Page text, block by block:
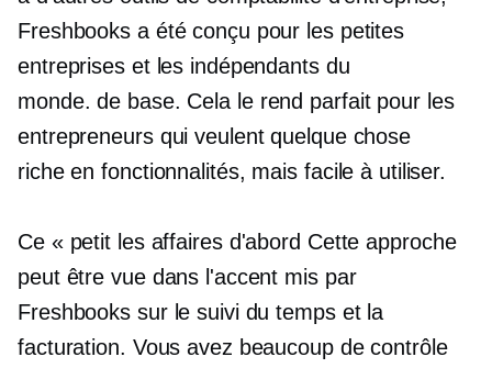
Freshbooks a été conçu pour les petites
entreprises et les indépendants du
monde.de base. Cela le rend parfait pour les
entrepreneurs qui veulent quelque chose
riche en fonctionnalités, mais facile à utiliser.
Ce « petit les affaires d'abord Cette approche
peut être vue dans l'accent mis par
Freshbooks sur le suivi du temps et la
facturation. Vous avez beaucoup de contrôle